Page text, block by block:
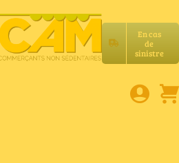
En cas
de
sinistre